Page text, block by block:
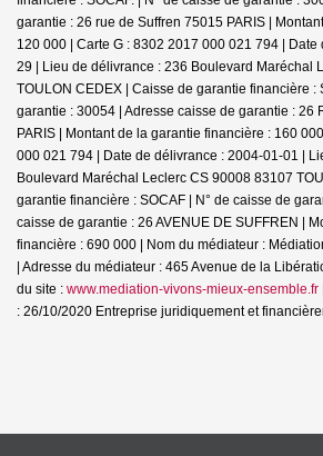
garantie : 26 rue de Suffren 75015 PARIS |
120 000 | Carte G : 8302 2017 000 021 794 |
29 | Lieu de délivrance : 236 Boulevard Maréchal
TOULON CEDEX | Caisse de garantie financière :
garantie : 30054 | Adresse caisse de garantie : 26
PARIS | Montant de la garantie financière : 160
000 021 794 | Date de délivrance : 2004-01-01 |
Boulevard Maréchal Leclerc CS 90008 83107
garantie financière : SOCAF | N° de caisse de
caisse de garantie : 26 AVENUE DE SUFFREN |
financière : 690 000 | Nom du médiateur :
| Adresse du médiateur : 465 Avenue de la
du site : www.mediation-vivons-mieux-ensemble.fr
: 26/10/2020 Entreprise juridiquement et